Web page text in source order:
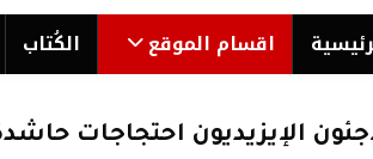
اقسام الموقع الكُتاب
الإيزيديون احتجاجات